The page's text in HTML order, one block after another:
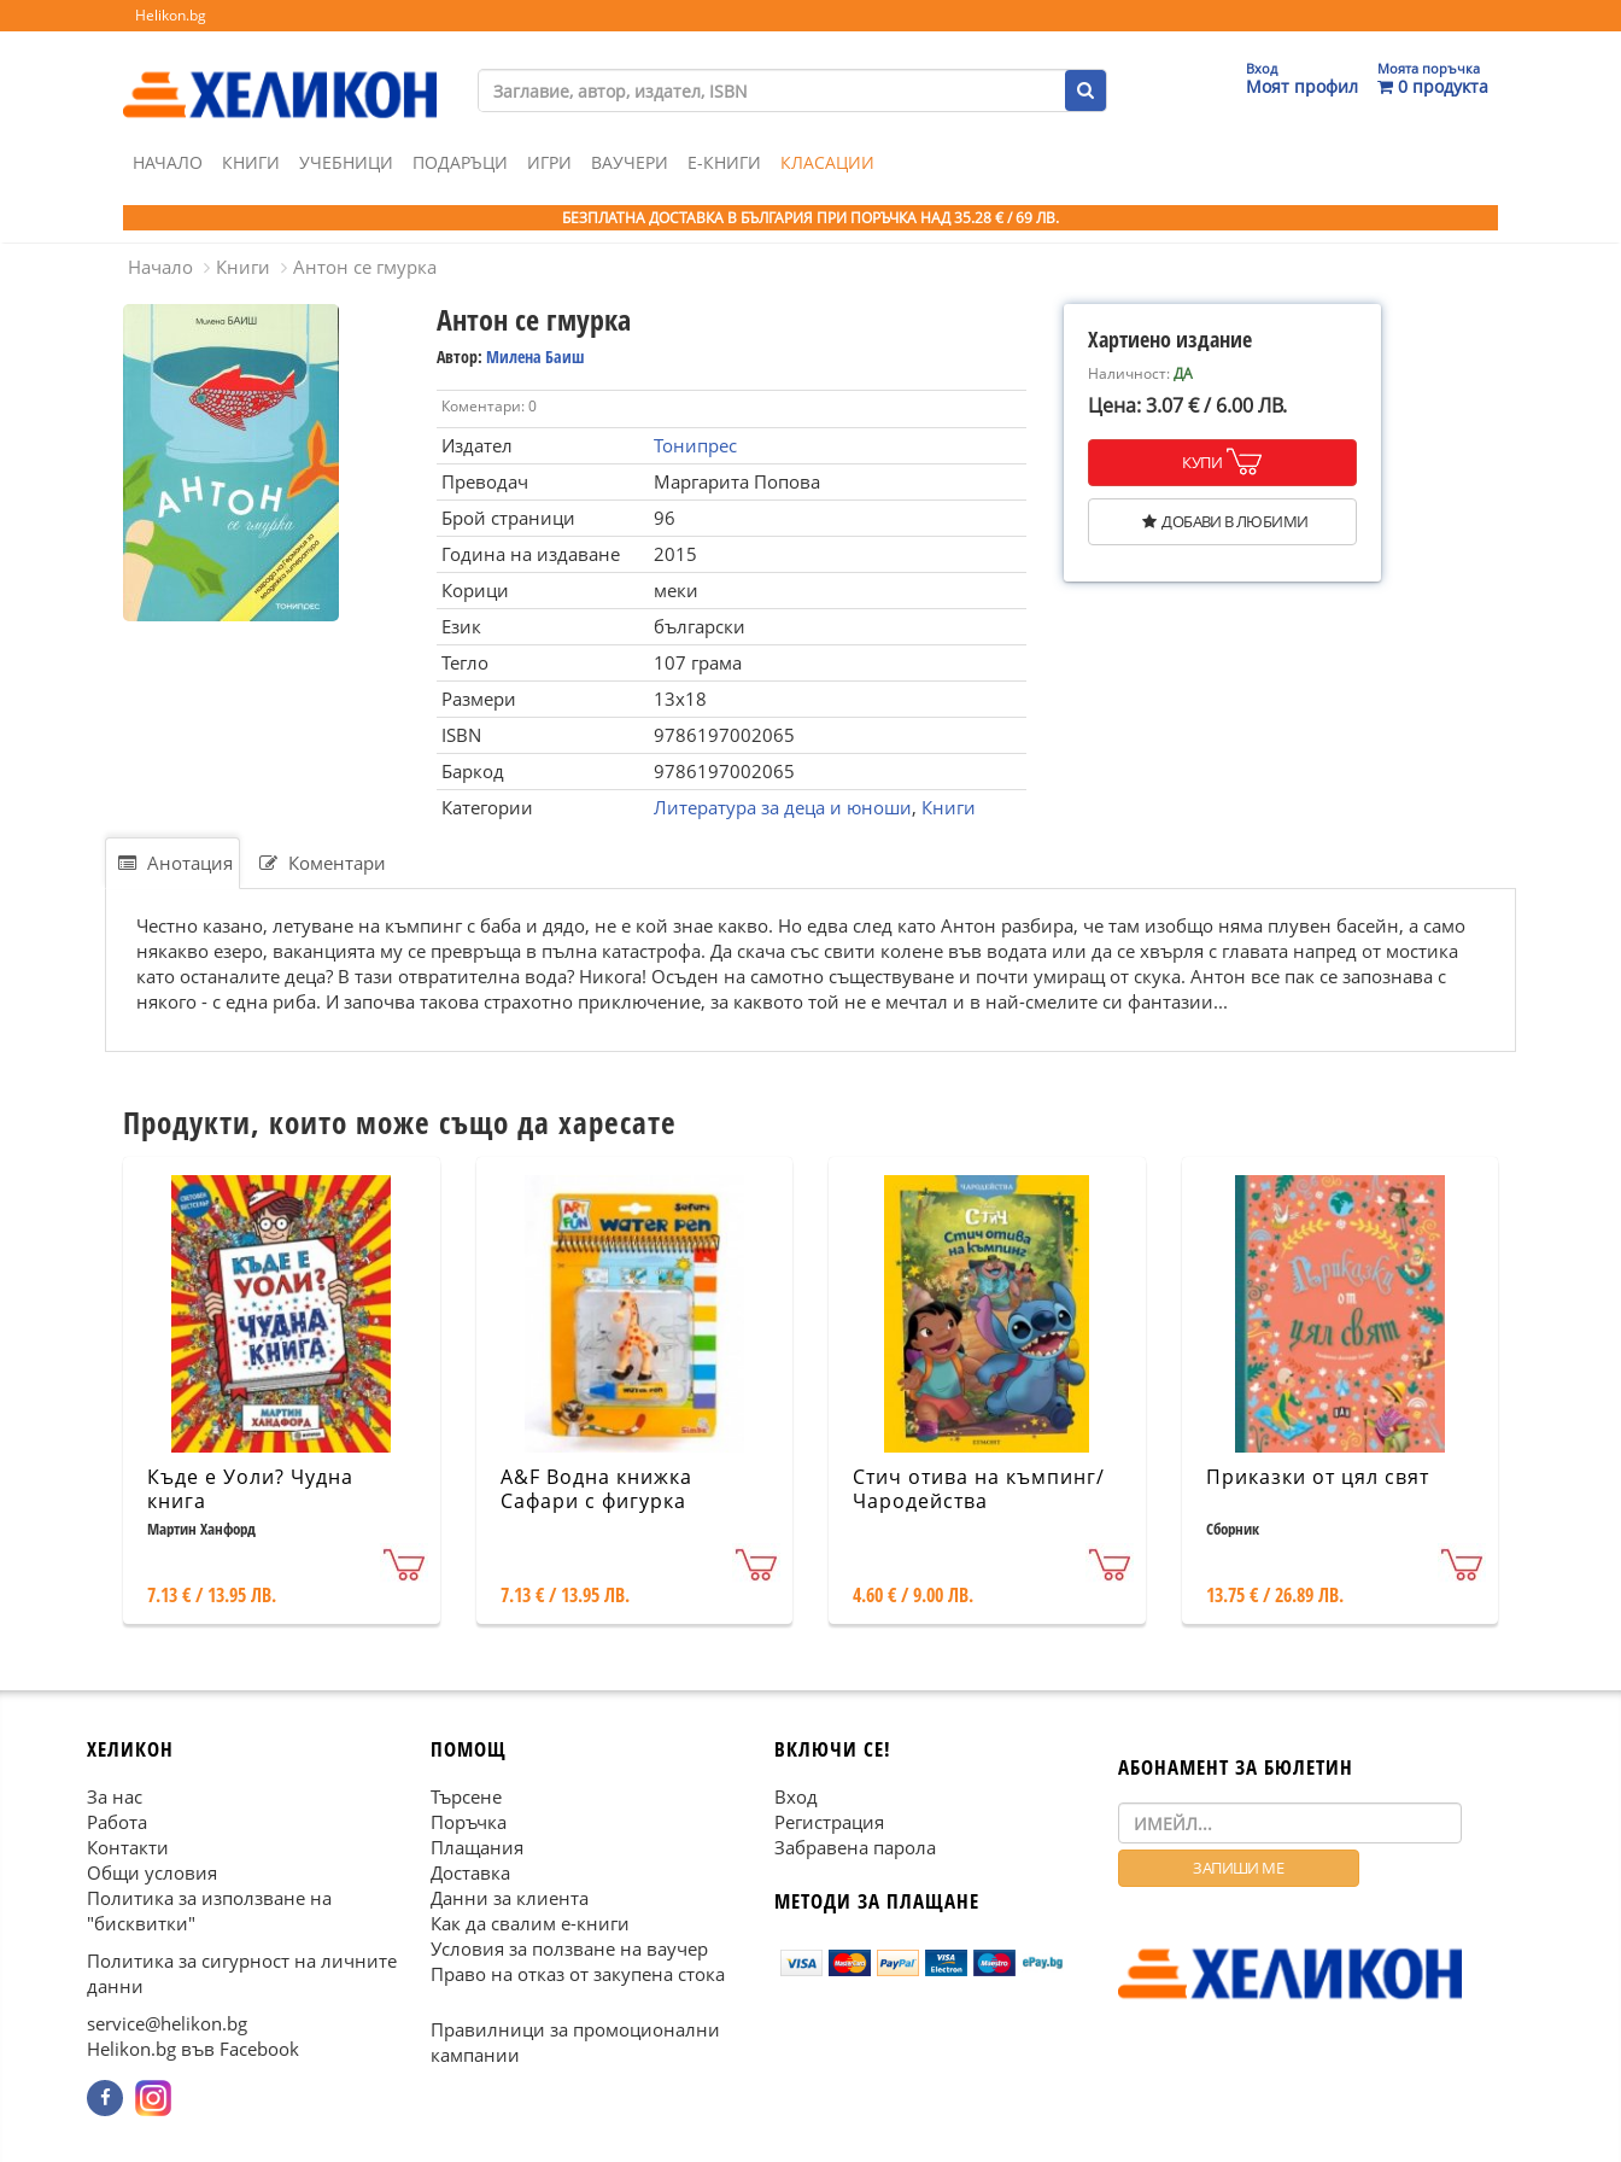
Helikon.bg
Вход
Моят профил
Моята поръчка
0 продукта
НАЧАЛО КНИГИ УЧЕБНИЦИ ПОДАРЪЦИ ИГРИ ВАУЧЕРИ Е-КНИГИ КЛАСАЦИИ
БЕЗПЛАТНА ДОСТАВКА В БЪЛГАРИЯ ПРИ ПОРЪЧКА НАД 35.28 € / 69 ЛВ.
Начало Книги Антон се гмурка
Антон се гмурка
Автор: Милена Баиш
Коментари: 0
Издател
Тонипрес
Преводач
Маргарита Попова
Брой страници
96
Година на издаване
2015
Корици
меки
Език
български
Тегло
107 грама
Размери
13x18
ISBN
9786197002065
Баркод
9786197002065
Категории
Литература за деца и юноши, Книги
Хартиено издание
Наличност:ДА
Цена: 3.07 € / 6.00 ЛВ.
КУПИ
ДОБАВИ В ЛЮБИМИ
Анотация Коментари
Честно казано, летуване на къмпинг с баба и дядо, не е кой знае какво. Но едва след като Антон разбира, че там изобщо няма плувен басейн, а само
някакво езеро, ваканцията му се превръща в пълна катастрофа. Да скача със свити колене във водата или да се хвърля с главата напред от мостика
като останалите деца? В тази отвратителна вода? Никога! Осъден на самотно съществуване и почти умиращ от скука. Антон все пак се запознава с
някого - с една риба. И започва такова страхотно приключение, за каквото той не е мечтал и в най-смелите си фантазии...
Продукти, които може също да харесате
Къде е Уоли? Чудна
книга
Мартин Ханфорд
7.13 € / 13.95 ЛВ.
A&F Водна книжка
Сафари с фигурка
7.13 € / 13.95 ЛВ.
Стич отива на къмпинг/
Чародейства
4.60 € / 9.00 ЛВ.
Приказки от цял свят
Сборник
13.75 € / 26.89 ЛВ.
ХЕЛИКОН
За нас
Работа
Контакти
Общи условия
Политика за използване на
"бисквитки"
Политика за сигурност на личните
данни
service@helikon.bg
Helikon.bg във Facebook
ПОМОЩ
Търсене
Поръчка
Плащания
Доставка
Данни за клиента
Как да свалим е-книги
Условия за ползване на ваучер
Право на отказ от закупена стока
Правилници за промоционални
кампании
ВКЛЮЧИ СЕ!
Вход
Регистрация
Забравена парола
МЕТОДИ ЗА ПЛАЩАНЕ
АБОНАМЕНТ ЗА БЮЛЕТИН